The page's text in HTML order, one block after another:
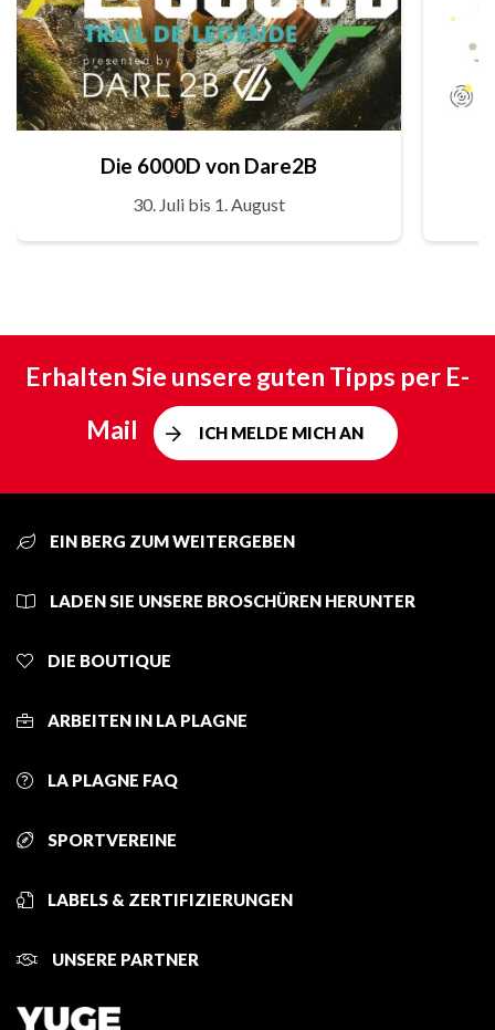
Die 6000D von Dare2B
30. Juli bis 1. August
Erhalten Sie unsere guten Tipps per E-
Mail
ICH MELDE MICH AN
EIN BERG ZUM WEITERGEBEN
LADEN SIE UNSERE BROSCHÜREN HERUNTER
DIE BOUTIQUE
ARBEITEN IN LA PLAGNE
LA PLAGNE FAQ
SPORTVEREINE
LABELS & ZERTIFIZIERUNGEN
UNSERE PARTNER